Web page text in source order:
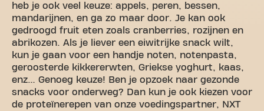
heb je ook veel keuze: appels, peren, bessen,
mandarijnen, en ga zo maar door. Je kan ook
gedroogd fruit eten zoals cranberries, rozijnen en
abrikozen. Als je liever een eiwitrijke snack wilt,
kun je gaan voor een handje noten, notenpasta,
geroosterde kikkererwten, Griekse yoghurt, kaas,
enz… Genoeg keuze! Ben je opzoek naar gezonde
snacks voor onderweg? Dan kun je ook kiezen voor
de proteïnerepen van onze voedingspartner, NXT